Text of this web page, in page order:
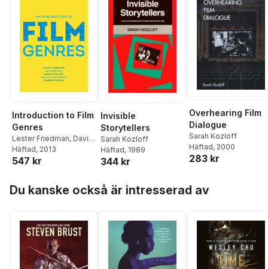
Introduction to Film
Genres
Lester Friedman, David
Desser ,Sarah Kozloff
Martha Nochimson
Häftad, 2013
547 kr
Invisible
Storytellers
Sarah Kozloff
Häftad, 1989
344 kr
Overhearing Film
Dialogue
Sarah Kozloff
Häftad, 2000
283 kr
Du kanske också är intresserad av